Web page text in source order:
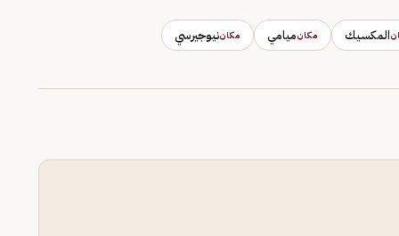
المكسيك مكانميامي مكاننيوجيرسي